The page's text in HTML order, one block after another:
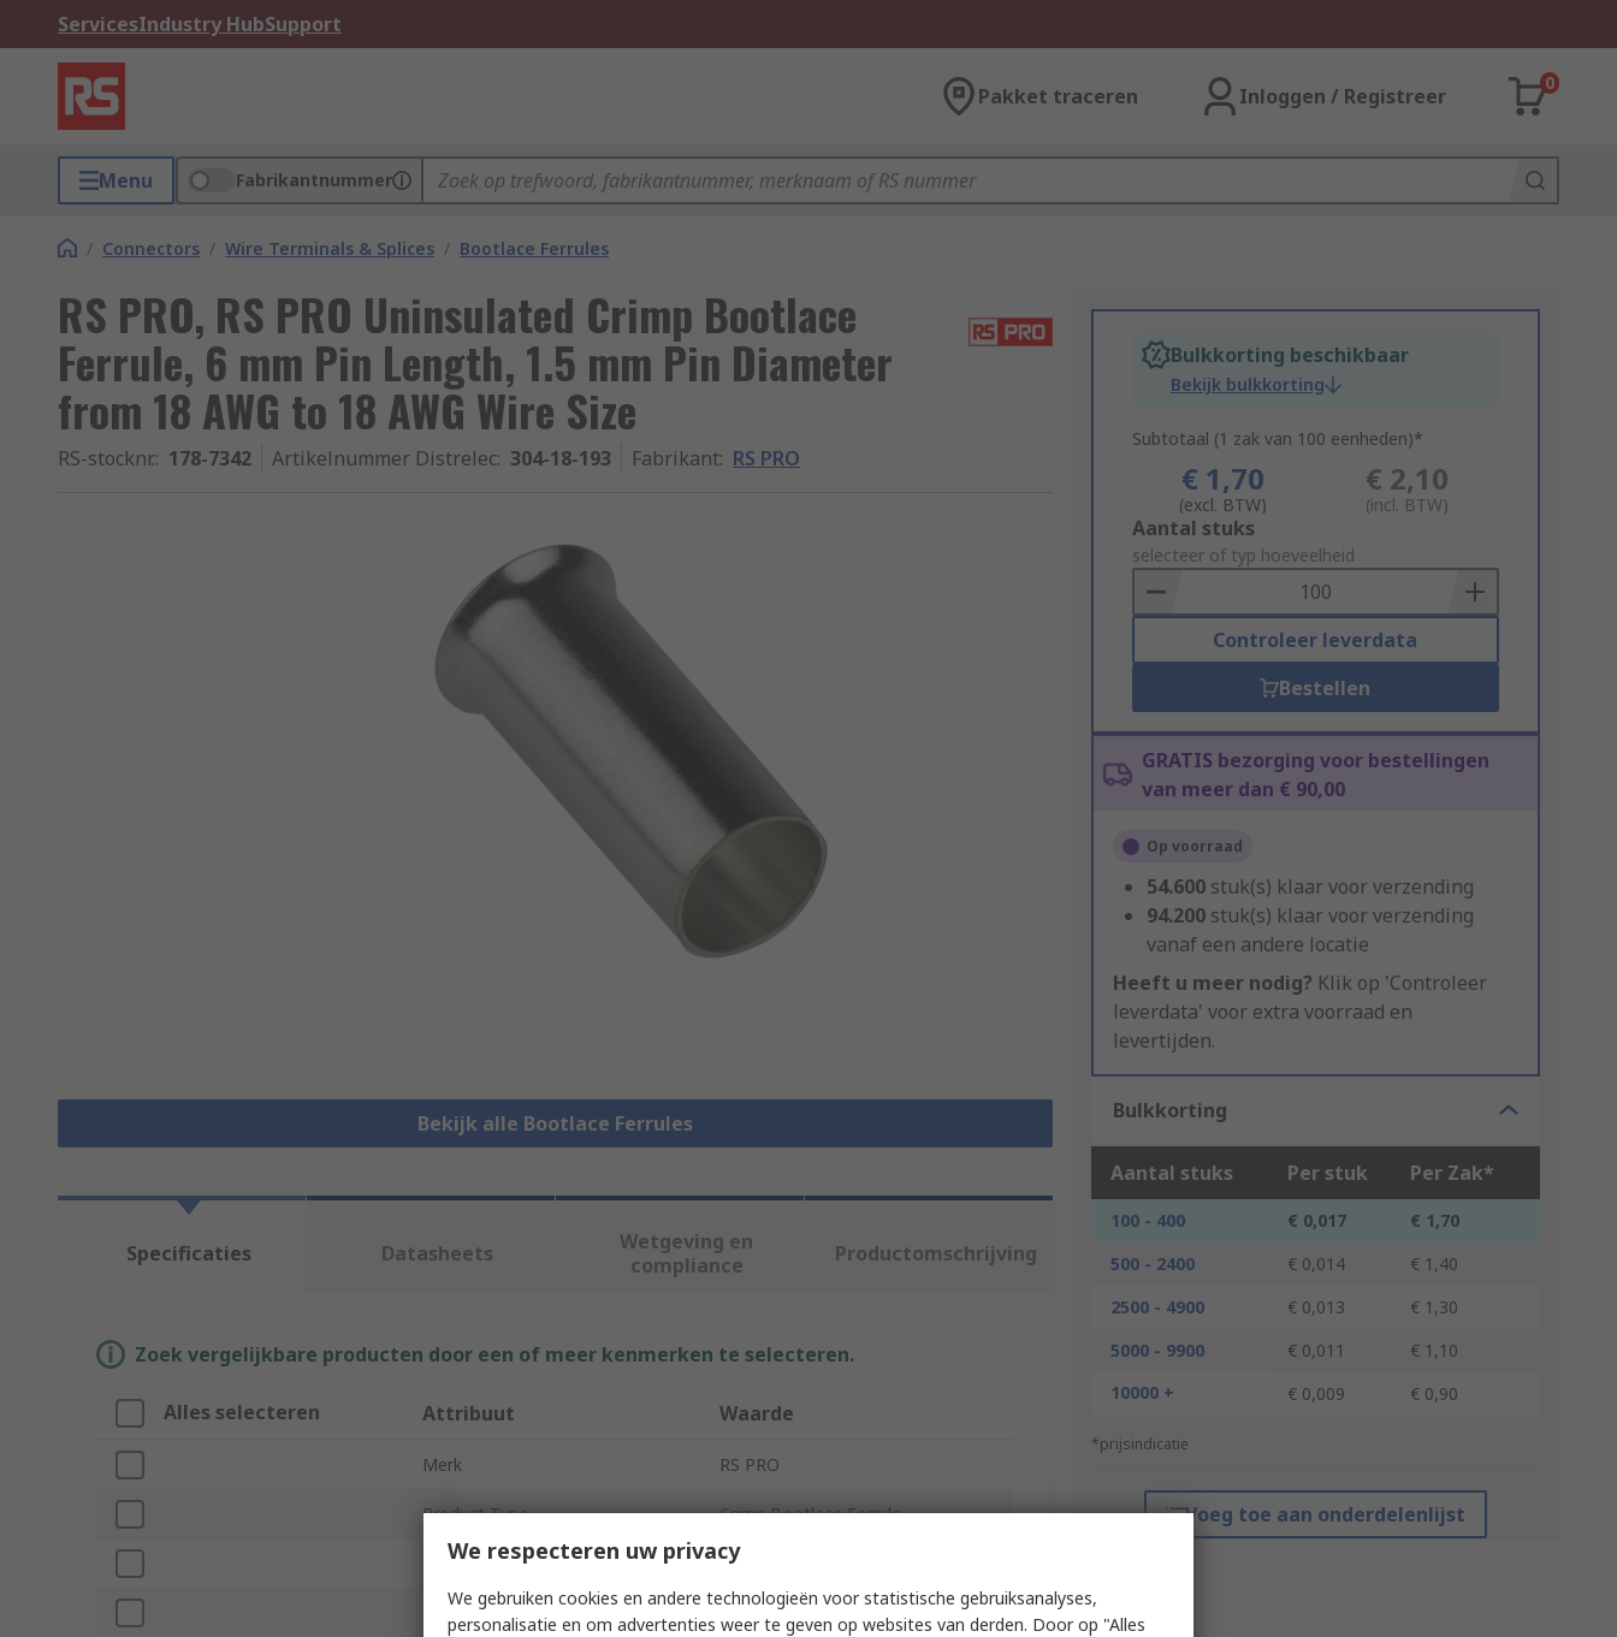
ServicesIndustry HubSupport
Pakket traceren Inloggen / Registreer
0
Menu Fabrikantnummer
/ Connectors / Wire Terminals & Splices / Bootlace Ferrules
RS PRO, RS PRO Uninsulated Crimp Bootlace
Ferrule, 6 mm Pin Length, 1.5 mm Pin Diameter
from 18 AWG to 18 AWG Wire Size
RS-stocknr.: 178-7342 Artikelnummer Distrelec: 304-18-193 Fabrikant: RS PRO
Bekijk alle Bootlace Ferrules
Bulkkorting beschikbaar
Bekijk bulkkorting
Subtotaal (1 zak van 100 eenheden)*
€ 1,70
(excl. BTW)
€ 2,10
(incl. BTW)
Add
to
Basket
Aantal stuks
selecteer of typ hoeveelheid
Controleer leverdata
Bestellen
GRATIS bezorging voor bestellingen
van meer dan € 90,00
Op voorraad
54.600 stuk(s) klaar voor verzending
94.200 stuk(s) klaar voor verzending
vanaf een andere locatie
Heeft u meer nodig? Klik op 'Controleer
leverdata' voor extra voorraad en
levertijden.
Bulkkorting
Aantal stuks Per stuk Per Zak*
100 - 400 € 0,017
€ 1,70
500 - 2400
€ 0,014
€ 1,40
2500 - 4900
€ 0,013
€ 1,30
5000 - 9900
€ 0,011
€ 1,10
10000 +
€ 0,009 € 0,90
*prijsindicatie
Voeg toe aan onderdelenlijst
Specificaties Datasheets
Wetgeving en
compliance
Productomschrijving
Zoek vergelijkbare producten door een of meer kenmerken te selecteren.
Alles selecteren Attribuut Waarde
Merk RS PRO
Product Type Crimp Bootlace Ferrule
Pin Diameter 1.5mm
Pin Length
We respecteren uw privacy
We gebruiken cookies en andere technologieën voor statistische gebruiksanalyses,
personalisatie en om advertenties weer te geven op websites van derden. Door op "Alles